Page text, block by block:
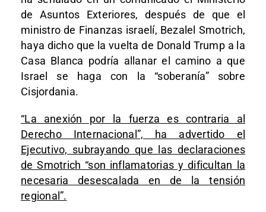
de Asuntos Exteriores, después de que el
ministro de Finanzas israelí, Bezalel Smotrich,
haya dicho que la vuelta de Donald Trump a la
Casa Blanca podría allanar el camino a que
Israel se haga con la “soberanía” sobre
Cisjordania.
“La anexión por la fuerza es contraria al
Derecho Internacional”, ha advertido el
Ejecutivo, subrayando que las declaraciones
de Smotrich “son inflamatorias y dificultan la
necesaria desescalada en de la tensión
regional”.